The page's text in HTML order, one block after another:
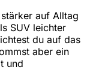
auf Alltag
SUV leichter
du auf das
aber ein
und